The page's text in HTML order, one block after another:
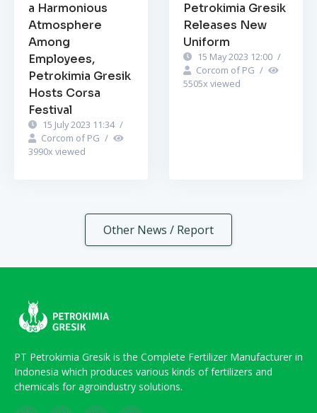
a Harmonious
Atmosphere
Among
Employees,
Petrokimia Gresik
Hosts Corsa
Festival
15 July 2023 11:34 /
Corcom of PG /
3990x viewed
Petrokimia Gresik
Releases New
Uniform
15 May 2023 12:00 /
Corcom of PG /
5505x viewed
Other News / Report
PT Petrokimia Gresik is the Complete Fertilizer Manufacturer in
Indonesia which produces various kinds of fertilizers and
chemicals for agroindustry solutions.